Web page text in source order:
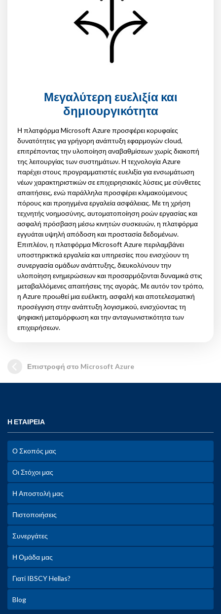
Μεγαλύτερη ευελιξία και
δημιουργικότητα
Η πλατφόρμα Microsoft Azure προσφέρει κορυφαίες
δυνατότητες για γρήγορη ανάπτυξη εφαρμογών cloud,
επιτρέποντας την υλοποίηση αναβαθμίσεων χωρίς διακοπή
της λειτουργίας των συστημάτων. Η τεχνολογία Azure
παρέχει στους προγραμματιστές ευελιξία για ενσωμάτωση
νέων χαρακτηριστικών σε επιχειρησιακές λύσεις με σύνθετες
απαιτήσεις, ενώ παράλληλα προσφέρει κλιμακούμενους
πόρους και προηγμένα εργαλεία ασφάλειας. Με τη χρήση
τεχνητής νοημοσύνης, αυτοματοποίηση ροών εργασίας και
ασφαλή πρόσβαση μέσω κινητών συσκευών, η πλατφόρμα
εγγυάται υψηλή απόδοση και προστασία δεδομένων.
Επιπλέον, η πλατφόρμα Microsoft Azure περιλαμβάνει
υποστηρικτικά εργαλεία και υπηρεσίες που ενισχύουν τη
συνεργασία ομάδων ανάπτυξης, διευκολύνουν την
υλοποίηση ενημερώσεων και προσαρμόζονται δυναμικά στις
μεταβαλλόμενες απαιτήσεις της αγοράς. Με αυτόν τον τρόπο,
η Azure προωθεί μια ευέλικτη, ασφαλή και αποτελεσματική
προσέγγιση στην ανάπτυξη λογισμικού, ενισχύοντας τη
ψηφιακή μεταμόρφωση και την ανταγωνιστικότητα των
επιχειρήσεων.
Επιστροφή στο Microsoft Azure
Η ΕΤΑΙΡΕΙΑ
Ο Σκοπός μας
Οι Στόχοι μας
Η Αποστολή μας
Πιστοποιήσεις
Συνεργάτες
Η Ομάδα μας
Γιατί IBSCY Hellas?
Blog